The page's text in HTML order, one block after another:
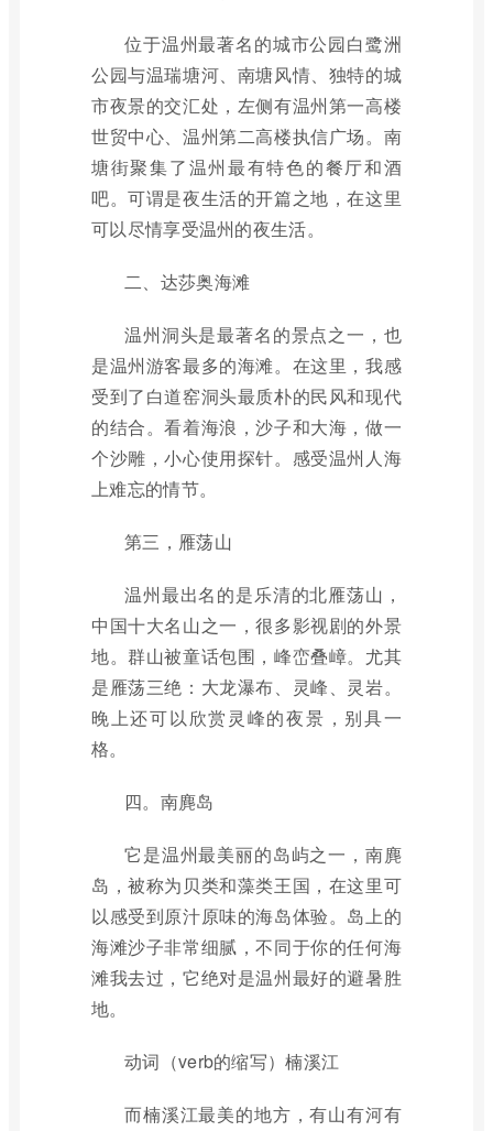
位于温州最著名的城市公园白鹭洲
公园与温瑞塘河、南塘风情、独特的城
市夜景的交汇处，左侧有温州第一高楼
世贸中心、温州第二高楼执信广场。南
塘街聚集了温州最有特色的餐厅和酒
吧。可谓是夜生活的开篇之地，在这里
可以尽情享受温州的夜生活。
二、达莎奥海滩
温州洞头是最著名的景点之一，也
是温州游客最多的海滩。在这里，我感
受到了白道窑洞头最质朴的民风和现代
的结合。看着海浪，沙子和大海，做一
个沙雕，小心使用探针。感受温州人海
上难忘的情节。
第三，雁荡山
温州最出名的是乐清的北雁荡山，
中国十大名山之一，很多影视剧的外景
地。群山被童话包围，峰峦叠嶂。尤其
是雁荡三绝：大龙瀑布、灵峰、灵岩。
晚上还可以欣赏灵峰的夜景，别具一
格。
四。南麂岛
它是温州最美丽的岛屿之一，南麂
岛，被称为贝类和藻类王国，在这里可
以感受到原汁原味的海岛体验。岛上的
海滩沙子非常细腻，不同于你的任何海
滩我去过，它绝对是温州最好的避暑胜
地。
动词（verb的缩写）楠溪江
而楠溪江最美的地方，有山有河有